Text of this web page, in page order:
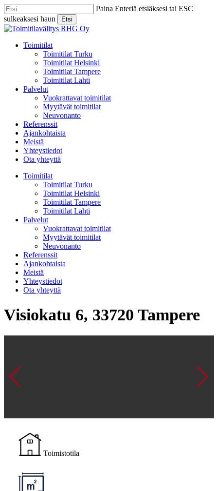
Skip
to
main
content
Paina Enteriä etsiäksesi tai ESC
sulkeaksesi haun
Etsi
Close
Menu
Toimitilat
Toimitilat Turku
Toimitilat Helsinki
Toimitilat Tampere
Toimitilat Lahti
Palvelut
Vuokrattavat toimitilat
Myytävät toimitilat
Neuvonanto
Referenssit
Ajankohtaista
Meistä
Yhteystiedot
Ota yhteyttä
Toimitilat
Toimitilat Turku
Toimitilat Helsinki
Toimitilat Tampere
Toimitilat Lahti
Palvelut
Vuokrattavat toimitilat
Myytävät toimitilat
Neuvonanto
Referenssit
Ajankohtaista
Meistä
Yhteystiedot
Ota yhteyttä
Visiokatu 6, 33720 Tampere
Toimistotila